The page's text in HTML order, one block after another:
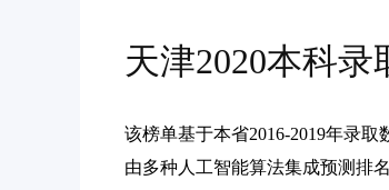
天津2020本科录
该榜单基于本省2016-2019年录
由多种人工智能算法集成预测排